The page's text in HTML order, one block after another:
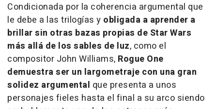
Condicionada por la coherencia argumental que
le debe a las trilogías y obligada a aprender a
brillar sin otras bazas propias de Star Wars
más allá de los sables de luz, como el
compositor John Williams, Rogue One
demuestra ser un largometraje con una gran
solidez argumental que presenta a unos
personajes fieles hasta el final a su arco siendo